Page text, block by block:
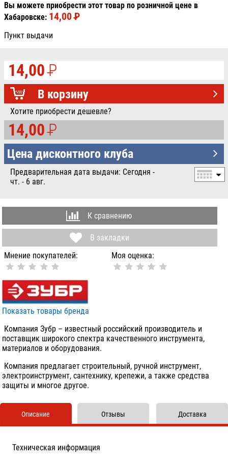
Вы можете приобрести этот товар по розничной цене в
Хабаровске: 14,00PУБ.
Пункт выдачи
14,00P
УБ.
В корзину
Хотите приобрести дешевле?
14,00P
УБ.
Цена дисконтного клуба
Предварительная дата выдачи: Сегодня -
чт. - 6 авг.
К сравнению
В закладки
Мнение покупателей:
Моя оценка:
Показать товары бренда
Компания Зубр – известный российский производитель и
поставщик широкого спектра качественного инструмента,
материалов и оборудования.
Компания предлагает строительный, ручной инструмент,
электроинструмент, сантехнику, крепежи, а также средства
защиты и многое другое.
Описание
Техническая информация
Отзывы Доставка